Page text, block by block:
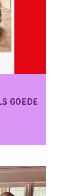
goede